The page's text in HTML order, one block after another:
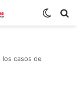
los casos de